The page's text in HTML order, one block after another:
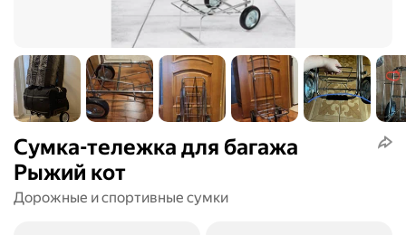
Сумка-тележка для багажа
Рыжий кот
Дорожные и спортивные сумки